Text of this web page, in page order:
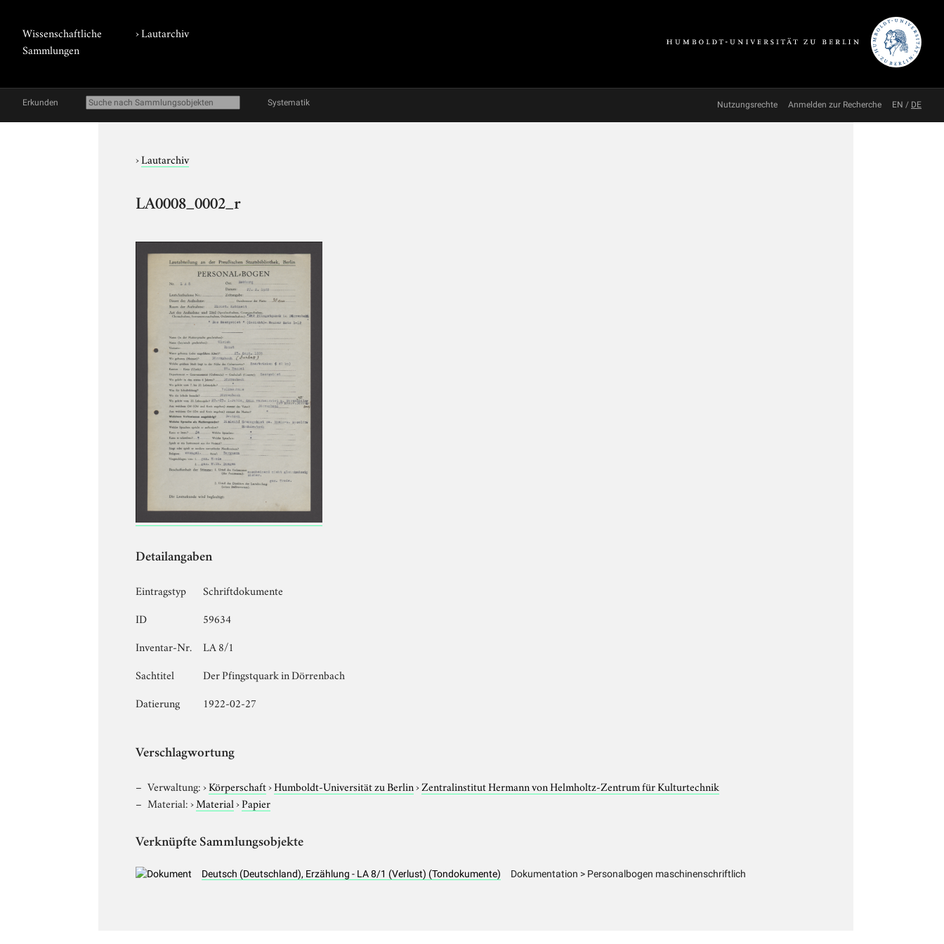
Wissenschaftliche
Sammlungen
›Lautarchiv
Erkunden Systematik Nutzungsrechte Anmelden zur Recherche EN / DE
›Lautarchiv
LA0008_0002_r
Detailangaben
Eintragstyp
Schriftdokumente
ID
59634
Inventar-Nr.
LA 8/1
Sachtitel
Der Pfingstquark in Dörrenbach
Datierung
1922-02-27
Verschlagwortung
Verwaltung:›Körperschaft›Humboldt-Universität zu Berlin›Zentralinstitut Hermann von Helmholtz-Zentrum für Kulturtechnik
Material:›Material›Papier
Verknüpfte Sammlungsobjekte
Deutsch (Deutschland), Erzählung - LA 8/1 (Verlust) (Tondokumente) Dokumentation > Personalbogen maschinenschriftlich